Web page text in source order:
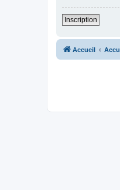
Inscription
Accueil